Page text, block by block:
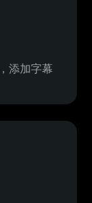
添加字幕